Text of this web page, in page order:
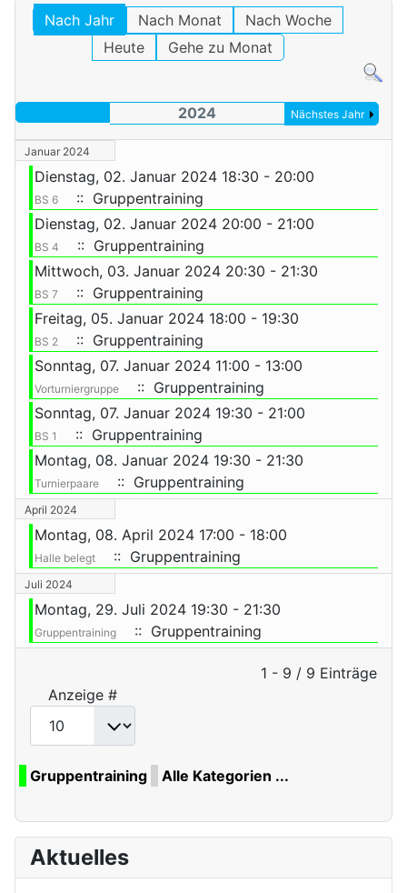
Nach Jahr Nach Monat
Nach Woche
Heute
Gehe zu Monat
2024 Nächstes Jahr
Januar 2024
Dienstag, 02. Januar 2024 18:30 - 20:00
BS 6
:: Gruppentraining
Dienstag, 02. Januar 2024 20:00 - 21:00
BS 4
:: Gruppentraining
Mittwoch, 03. Januar 2024 20:30 - 21:30
BS 7
:: Gruppentraining
Freitag, 05. Januar 2024 18:00 - 19:30
BS 2
:: Gruppentraining
Sonntag, 07. Januar 2024 11:00 - 13:00
Vorturniergruppe
:: Gruppentraining
Sonntag, 07. Januar 2024 19:30 - 21:00
BS 1
:: Gruppentraining
Montag, 08. Januar 2024 19:30 - 21:30
Turnierpaare :: Gruppentraining
April 2024
Montag, 08. April 2024 17:00 - 18:00
Halle belegt :: Gruppentraining
Juli 2024
Montag, 29. Juli 2024 19:30 - 21:30
Gruppentraining :: Gruppentraining
Limite der Paginierungsliste
1 - 9 / 9 Einträge
Anzeige #
Gruppentraining Alle Kategorien ...
Aktuelles